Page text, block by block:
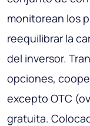
monitorean los
reequilibrar la
del inversor.
opciones,
excepto OTC
gratuita.